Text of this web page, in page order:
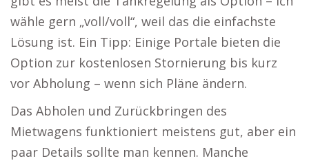
wähle gern „voll/voll“, weil das die einfachste
Lösung ist. Ein Tipp: Einige Portale bieten die
Option zur kostenlosen Stornierung bis kurz
vor Abholung – wenn sich Pläne ändern.
Das Abholen und Zurückbringen des
Mietwagens funktioniert meistens gut, aber ein
paar Details sollte man kennen. Manche